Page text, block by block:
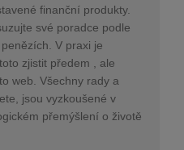
finanční produkty.
své poradce podle
V praxi je
zjistit předem , ale
web. Všechny rady a
jsou vyzkoušené v
přemýšlení o životě